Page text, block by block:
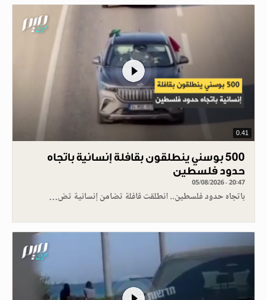
0.41
500 بوسني ينطلقون بقافلة إنسانية باتجاه
حدود فلسطين
05/08/2026 - 20:47
باتجاه حدود فلسطين.. انطلقت قافلة تضامن إنسانية تض…